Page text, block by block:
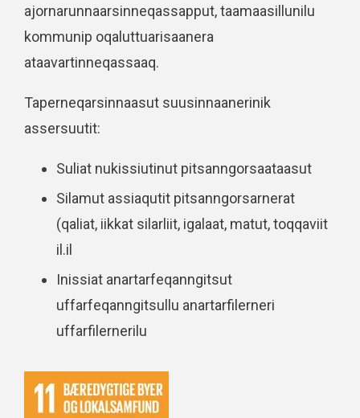
ajornarunnaarsinneqassapput, taamaasillunilu
kommunip oqaluttuarisaanera
ataavartinneqassaaq.
Taperneqarsinnaasut suusinnaanerinik
assersuutit:
Suliat nukissiutinut pitsanngorsaataasut
Silamut assiaqutit pitsanngorsarnerat
(qaliat, iikkat silarliit, igalaat, matut, toqqaviit
il.il
Inissiat anartarfeqanngitsut
uffarfeqanngitsullu anartarfilerneri
uffarfilernerilu